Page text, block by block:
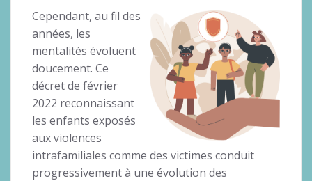
Cependant, au fil des
années, les
mentalités évoluent
doucement. Ce
décret de février
2022 reconnaissant
les enfants exposés
aux violences
intrafamiliales comme des victimes conduit
progressivement à une évolution des